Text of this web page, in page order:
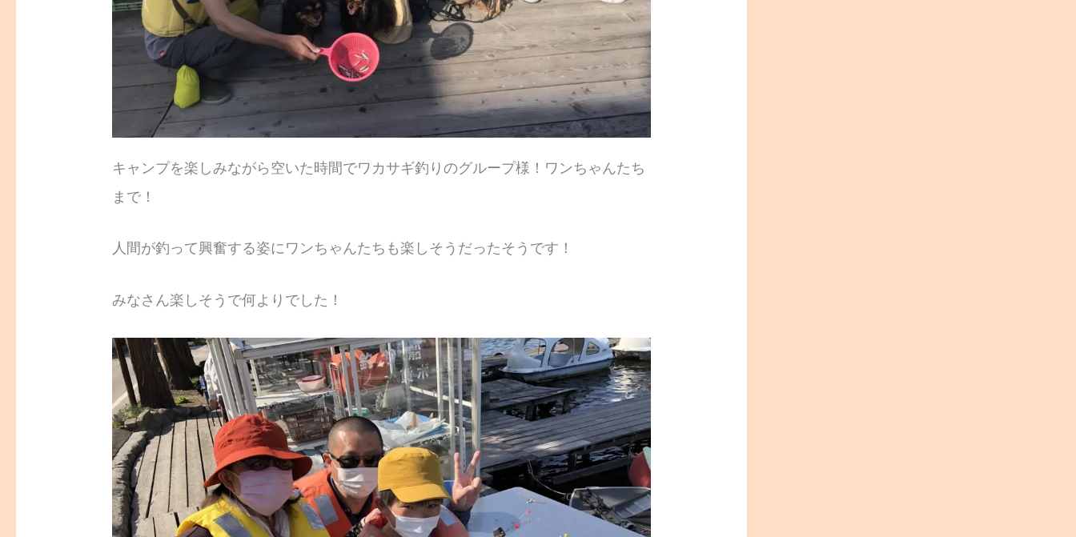
キャンプを楽しみながら空いた時間でワカサギ釣りのグループ様！ワンちゃんたち
まで！
人間が釣って興奮する姿にワンちゃんたちも楽しそうだったそうです！
みなさん楽しそうで何よりでした！